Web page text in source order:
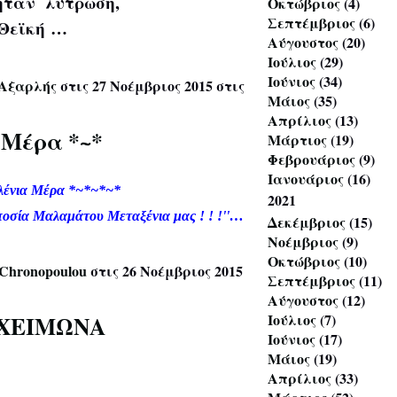
…
στις 27 Νοέμβριος 2015 στις
*~*
Μέρα *~*~*~*
Μαλαμάτου Μεταξένια μας ! ! !''…
στις 26 Νοέμβριος 2015
Σεπτέμβριος(6)
Αύγουστος(20)
Ιούλιος(29)
Ιούνιος(34)
Μάιος(35)
Απρίλιος(13)
Μάρτιος(19)
Φεβρουάριος(9)
Ιανουάριος(16)
2021
Δεκέμβριος(15)
Νοέμβριος(9)
Οκτώβριος(10)
Σεπτέμβριος(11)
Αύγουστος(12)
Ιούλιος(7)
Ιούνιος(17)
Μάιος(19)
Απρίλιος(33)